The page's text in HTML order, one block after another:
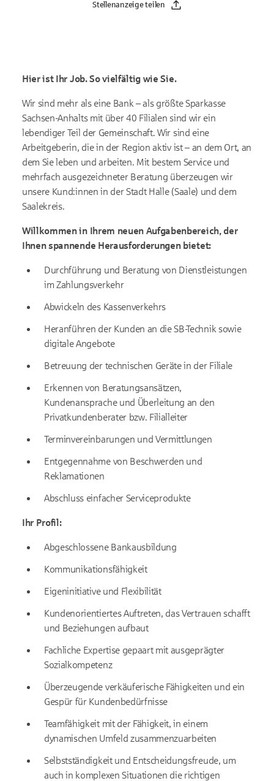
Stellenanzeige teilen
Hier ist Ihr Job. So vielfältig wie Sie.
Wir sind mehr als eine Bank – als größte Sparkasse
Sachsen-Anhalts mit über 40 Filialen sind wir ein
lebendiger Teil der Gemeinschaft. Wir sind eine
Arbeitgeberin, die in der Region aktiv ist – an dem Ort, an
dem Sie leben und arbeiten. Mit bestem Service und
mehrfach ausgezeichneter Beratung überzeugen wir
unsere Kund:innen in der Stadt Halle (Saale) und dem
Saalekreis.
Willkommen in Ihrem neuen Aufgabenbereich, der
Ihnen spannende Herausforderungen bietet:
Durchführung und Beratung von Dienstleistungen
im Zahlungsverkehr
Abwickeln des Kassenverkehrs
Heranführen der Kunden an die SB-Technik sowie
digitale Angebote
Betreuung der technischen Geräte in der Filiale
Erkennen von Beratungsansätzen,
Kundenansprache und Überleitung an den
Privatkundenberater bzw. Filialleiter
Terminvereinbarungen und Vermittlungen
Entgegennahme von Beschwerden und
Reklamationen
Abschluss einfacher Serviceprodukte
Ihr Profil:
Abgeschlossene Bankausbildung
Kommunikationsfähigkeit
Eigeninitiative und Flexibilität
Kundenorientiertes Auftreten, das Vertrauen schafft
und Beziehungen aufbaut
Fachliche Expertise gepaart mit ausgeprägter
Sozialkompetenz
Überzeugende verkäuferische Fähigkeiten und ein
Gespür für Kundenbedürfnisse
Teamfähigkeit mit der Fähigkeit, in einem
dynamischen Umfeld zusammenzuarbeiten
Selbstständigkeit und Entscheidungsfreude, um
auch in komplexen Situationen die richtigen